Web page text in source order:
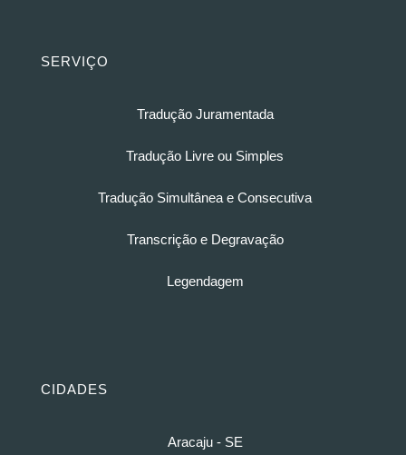
SERVIÇO
Tradução Juramentada
Tradução Livre ou Simples
Tradução Simultânea e Consecutiva
Transcrição e Degravação
Legendagem
CIDADES
Aracaju - SE